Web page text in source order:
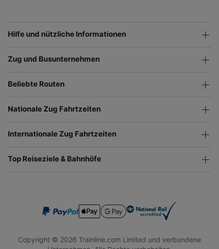
Hilfe und nützliche Informationen
Zug und Busunternehmen
Beliebte Routen
Nationale Zug Fahrtzeiten
Internationale Zug Fahrtzeiten
Top Reiseziele & Bahnhöfe
Copyright © 2026 Trainline.com Limited und verbundene